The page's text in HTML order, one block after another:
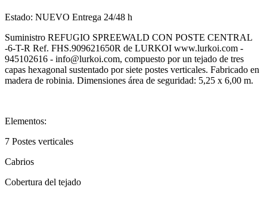
Estado: NUEVO Entrega 24/48 h
Suministro REFUGIO SPREEWALD CON POSTE CENTRAL
-6-T-R Ref. FHS.909621650R de LURKOI www.lurkoi.com -
945102616 - info@lurkoi.com, compuesto por un tejado de tres
capas hexagonal sustentado por siete postes verticales. Fabricado en
madera de robinia. Dimensiones área de seguridad: 5,25 x 6,00 m.
Elementos:
7 Postes verticales
Cabrios
Cobertura del tejado